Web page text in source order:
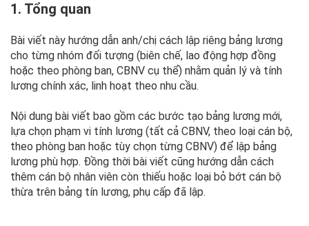
1. Tổng quan
Bài viết này hướng dẫn anh/chị cách lập riêng bảng lương
cho từng nhóm đối tượng (biên chế, lao động hợp đồng
hoặc theo phòng ban, CBNV cụ thể) nhằm quản lý và tính
lương chính xác, linh hoạt theo nhu cầu.
Nội dung bài viết bao gồm các bước tạo bảng lương mới,
lựa chọn phạm vi tính lương (tất cả CBNV, theo loại cán bộ,
theo phòng ban hoặc tùy chọn từng CBNV) để lập bảng
lương phù hợp. Đồng thời bài viết cũng hướng dẫn cách
thêm cán bộ nhân viên còn thiếu hoặc loại bỏ bớt cán bộ
thừa trên bảng tín lương, phụ cấp đã lập.